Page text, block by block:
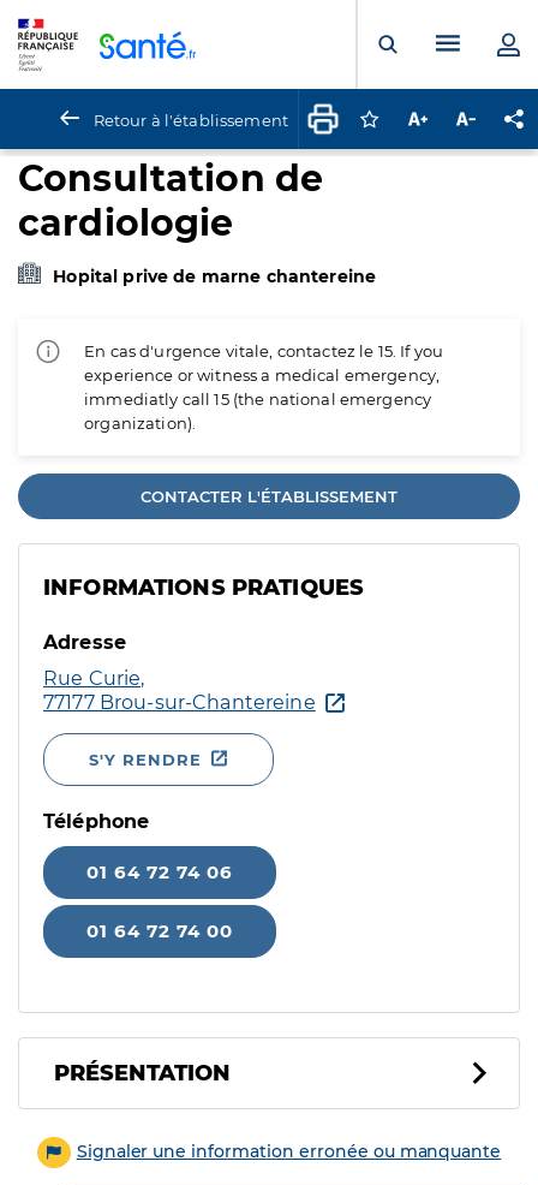
Ouvrir laMenu
Retour à l'établissement Connectez-vous
Augmenter la
Consultation de
cardiologie
Hopital prive de marne chantereine
En cas d'urgence vitale, contactez le 15. If you
experience or witness a medical emergency,
immediatly call 15 (the national emergency
organization).
CONTACTER L'ÉTABLISSEMENT
INFORMATIONS PRATIQUES
Adresse
Rue Curie,
77177 Brou-sur-Chantereine
S'Y RENDRE
Téléphone
01 64 72 74 06
01 64 72 74 00
PRÉSENTATION
Signaler une information erronée ou manquante